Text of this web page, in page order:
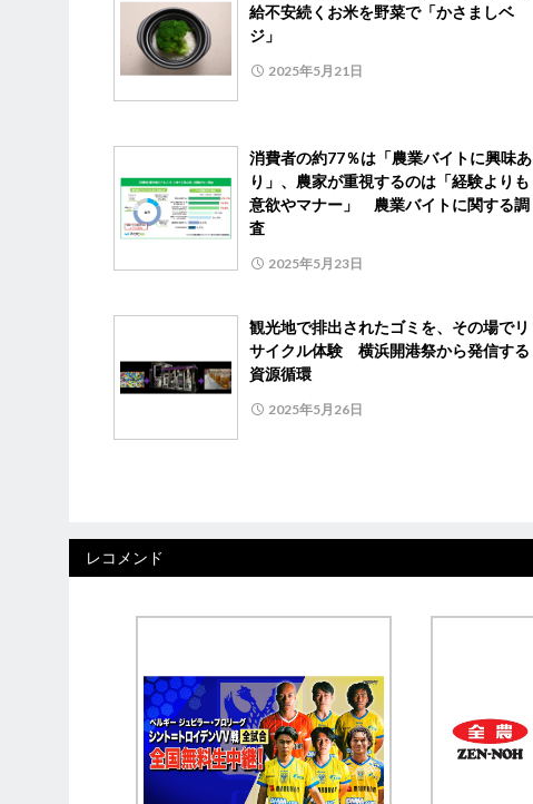
給不安続くお米を野菜で「かさましベ
ジ」
2025年5月21日
消費者の約77％は「農業バイトに興味あ
り」、農家が重視するのは「経験よりも
意欲やマナー」 農業バイトに関する調
査
2025年5月23日
観光地で排出されたゴミを、その場でリ
サイクル体験 横浜開港祭から発信する
資源循環
2025年5月26日
レコメンド